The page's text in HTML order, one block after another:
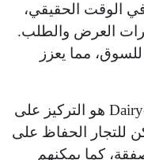
الوقت الحقيقي،
العرض والطلب.
مما يعزز
من الميزات المميزة لـ Dairy-Broker.ai هو التركيز على
للتجار الحفاظ على
كما يمكنهم